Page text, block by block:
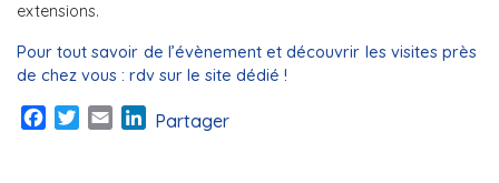
extensions.
Pour tout savoir de l’évènement et découvrir les visites près
de chez vous : rdv sur le site dédié !
Facebook
TwitterEmail LinkedIn
Partager